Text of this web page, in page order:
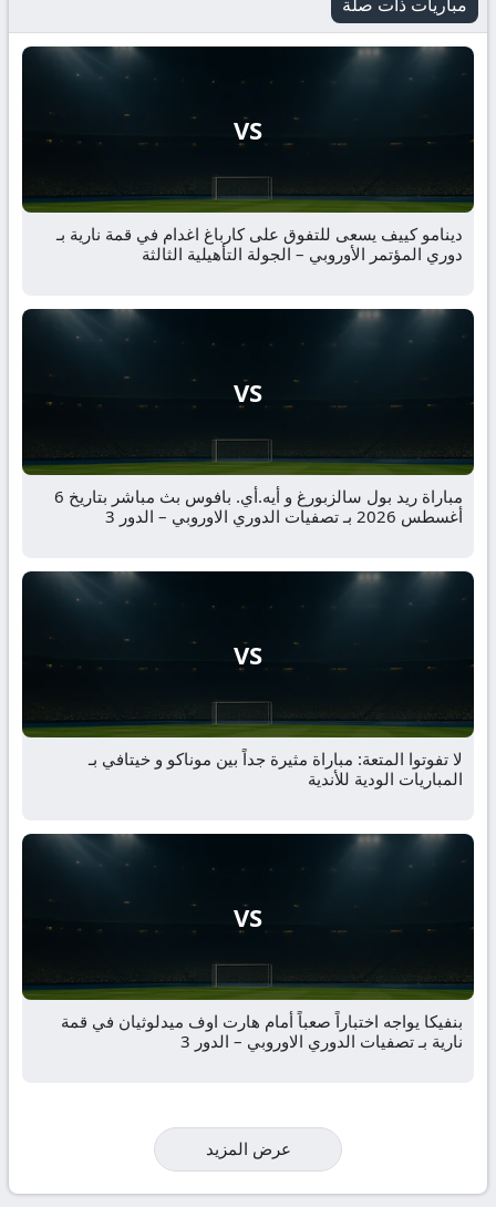
VS
دينامو كييف يسعى للتفوق على كارباغ اغدام في قمة نارية بـ
دوري المؤتمر الأوروبي – الجولة التأهيلية الثالثة
VS
مباراة ريد بول سالزبورغ و أيه.أي. بافوس بث مباشر بتاريخ 6
أغسطس 2026 بـ تصفيات الدوري الاوروبي – الدور 3
VS
لا تفوتوا المتعة: مباراة مثيرة جداً بين موناكو و خيتافي بـ
المباريات الودية للأندية
VS
بنفيكا يواجه اختباراً صعباً أمام هارت اوف ميدلوثيان في قمة
نارية بـ تصفيات الدوري الاوروبي – الدور 3
عرض المزيد